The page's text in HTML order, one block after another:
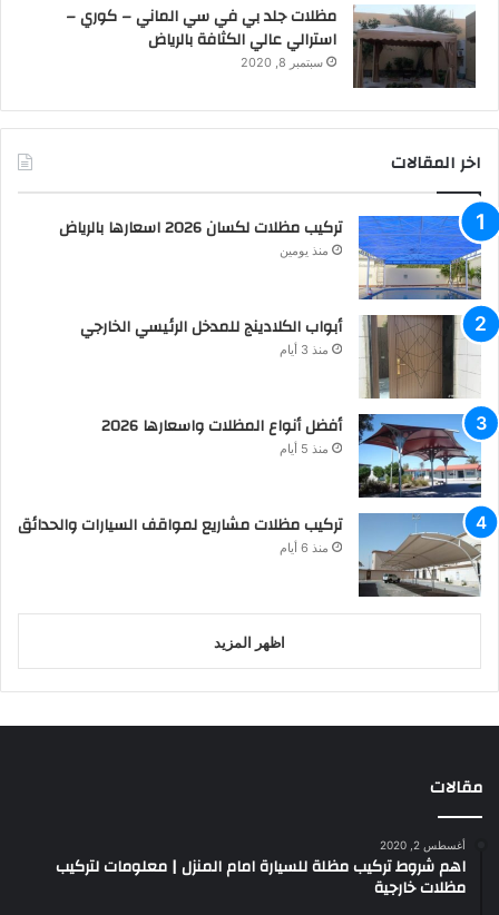
مظلات جلد بي في سي الماني – كوري –
استرالي عالي الكثافة بالرياض
سبتمبر 8, 2020
اخر المقالات
تركيب مظلات لكسان 2026 اسعارها بالرياض
منذ يومين
أبواب الكلادينج للمدخل الرئيسي الخارجي
منذ 3 أيام
أفضل أنواع المظلات واسعارها 2026
منذ 5 أيام
تركيب مظلات مشاريع لمواقف السيارات والحدائق
منذ 6 أيام
اظهر المزيد
مقالات
أغسطس 2, 2020
اهم شروط تركيب مظلة للسيارة امام المنزل | معلومات لتركيب
مظلات خارجية